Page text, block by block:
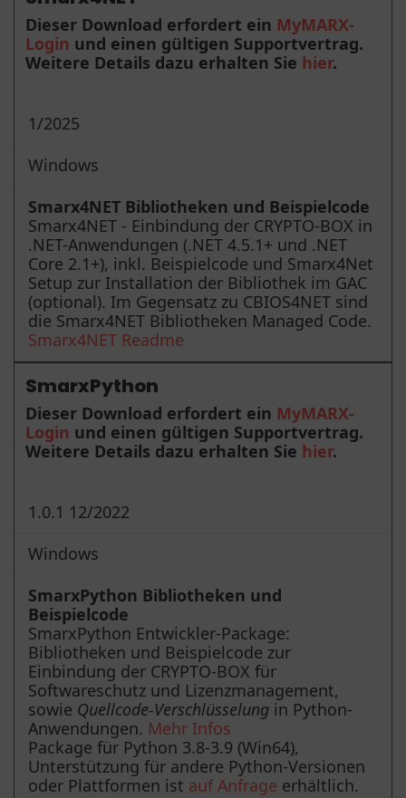
Dieser Download erfordert ein MyMARX-
Login und einen gültigen Supportvertrag.
Weitere Details dazu erhalten Sie hier.
1/2025
Windows
Smarx4NET Bibliotheken und Beispielcode
Smarx4NET - Einbindung der CRYPTO-BOX in
.NET-Anwendungen (.NET 4.5.1+ und .NET
Core 2.1+), inkl. Beispielcode und Smarx4Net
Setup zur Installation der Bibliothek im GAC
(optional). Im Gegensatz zu CBIOS4NET sind
die Smarx4NET Bibliotheken Managed Code.
Smarx4NET Readme
SmarxPython
Dieser Download erfordert ein MyMARX-
Login und einen gültigen Supportvertrag.
Weitere Details dazu erhalten Sie hier.
1.0.1 12/2022
Windows
SmarxPython Bibliotheken und
Beispielcode
SmarxPython Entwickler-Package:
Bibliotheken und Beispielcode zur
Einbindung der CRYPTO-BOX für
Softwareschutz und Lizenzmanagement,
sowie Quellcode-Verschlüsselung in Python-
Anwendungen. Mehr Infos
Package für Python 3.8-3.9 (Win64),
Unterstützung für andere Python-Versionen
oder Plattformen ist auf Anfrage erhältlich.